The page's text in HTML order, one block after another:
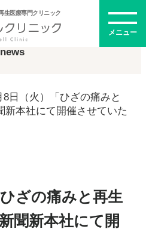
生医療専門クリニック
メニュー
へ
医療とは
は
らせ
news
8日（火）「ひざの痛みと
新本社にて開催させていた
ざの痛みと再生
聞新本社にて開